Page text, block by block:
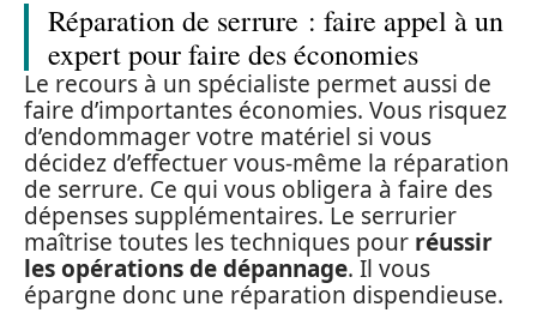
Réparation de serrure : faire appel à un
expert pour faire des économies
Le recours à un spécialiste permet aussi de
faire d’importantes économies. Vous risquez
d’endommager votre matériel si vous
décidez d’effectuer vous-même la réparation
de serrure. Ce qui vous obligera à faire des
dépenses supplémentaires. Le serrurier
maîtrise toutes les techniques pour réussir
les opérations de dépannage. Il vous
épargne donc une réparation dispendieuse.